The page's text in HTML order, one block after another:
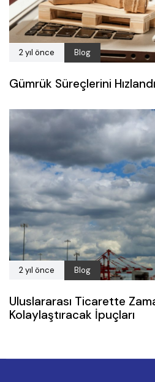
2 yıl önce Blog
Gümrük Süreçlerini
2 yıl önce Blog
Uluslararası Ticarette
Kolaylaştıracak İpuçları